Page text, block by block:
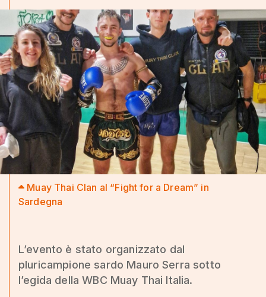
Muay Thai Clan al “Fight for a Dream” in
Sardegna
L’evento è stato organizzato dal
pluricampione sardo Mauro Serra sotto
l’egida della WBC Muay Thai Italia.